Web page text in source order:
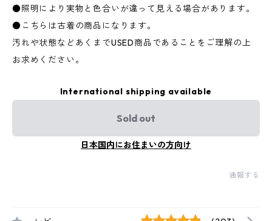
●照明により実物と色合いが違って見える場合があります。
●こちらは古着の商品になります。
汚れや状態などあくまでUSED商品であることをご理解の上
お求めください。
International shipping available
Sold out
日本国内にお住まいの方向け
通報する